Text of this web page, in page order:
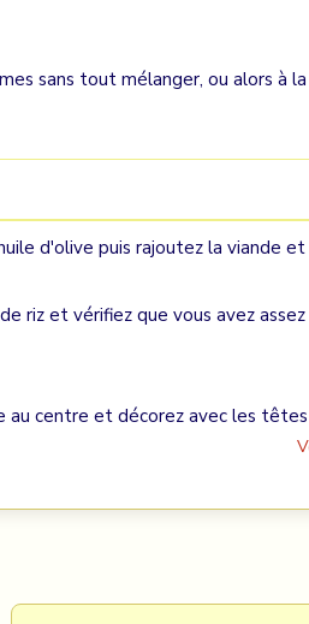
sans tout mélanger, ou alors à
d'olive puis rajoutez la viande
riz et vérifiez que vous avez assez
centre et décorez avec les